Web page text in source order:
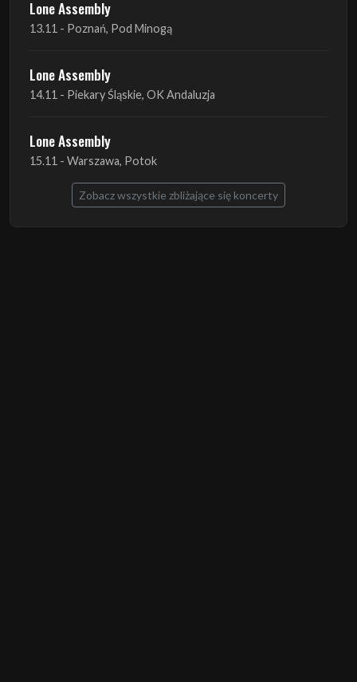
Lone Assembly
13.11 - Poznań, Pod Minogą
Lone Assembly
14.11 - Piekary Śląskie, OK Andaluzja
Lone Assembly
15.11 - Warszawa, Potok
Zobacz wszystkie zbliżające się koncerty